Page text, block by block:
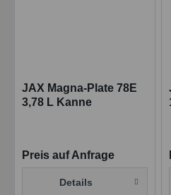
JAX Magna-Plate 78E
3,78 L Kanne
Preis auf Anfrage
Details